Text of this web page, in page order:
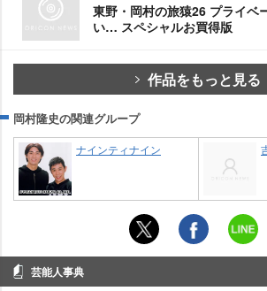
東野・岡村の旅猿26 プライベ
い… スペシャルお買得版
作品をもっと見る
岡村隆史の関連グループ
ナインティナイン
芸能人事典